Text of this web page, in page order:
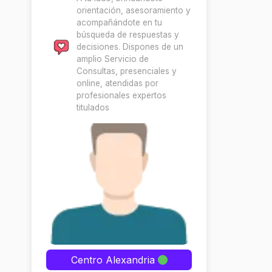
orientación, asesoramiento y
acompañándote en tu
búsqueda de respuestas y
decisiones. Dispones de un
amplio Servicio de
Consultas, presenciales y
online, atendidas por
profesionales expertos
titulados
Centro Alexandria